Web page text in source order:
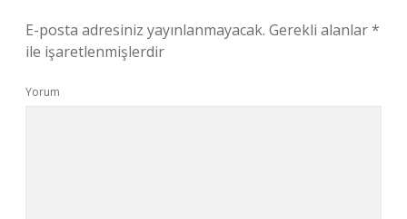
E-posta adresiniz yayınlanmayacak. Gerekli alanlar*
ile işaretlenmişlerdir
Yorum